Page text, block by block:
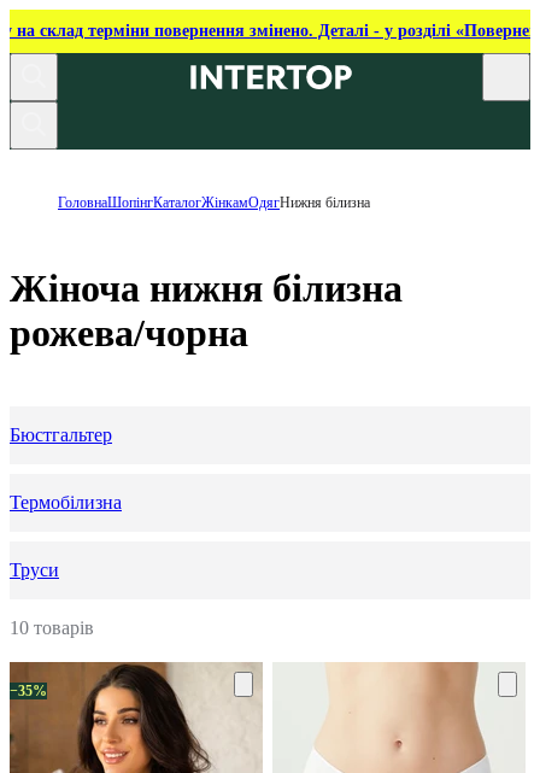
на склад терміни повернення змінено. Деталі - у розділі
ГоловнаШопінгКаталогЖінкамОдягНижня білизна
Жіноча нижня білизна
рожева/чорна
Бюстгальтер
Термобілизна
Труси
10 товарів
−35%